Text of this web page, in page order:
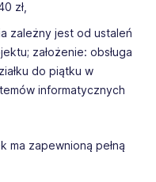
zł,
zależny jest od ustaleń
założenie: obsługa
do piątku w
informatycznych
zapewnioną pełną